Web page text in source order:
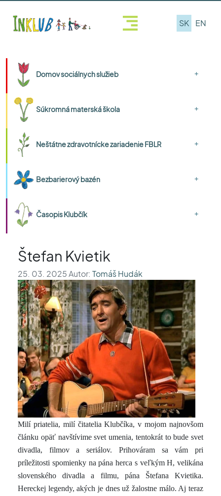
SK EN
Domov sociálnych služieb +
Súkromná materská škola +
Neštátne zdravotnícke zariadenie FBLR +
Bezbarierový bazén +
Časopis Klubčík +
Štefan Kvietik
25. 03. 2025 Autor: Tomáš Hudák
Milí priatelia, milí čitatelia Klubčíka, v mojom najnovšom
článku opäť navštívime svet umenia, tentokrát to bude svet
divadla, filmov a seriálov. Prihováram sa vám pri
príležitosti spomienky na pána herca s veľkým H, velikána
slovenského divadla a filmu, pána Štefana Kvietika.
Hereckej legendy, akých je dnes už žalostne málo. Aj teraz